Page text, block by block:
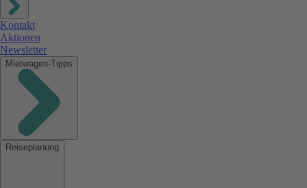
Kontakt
Aktionen
Newsletter
Mietwagen-Tipps
Reiseplanung